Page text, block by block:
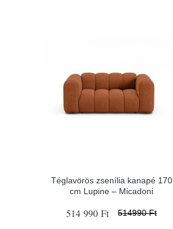
Téglavörös zsenília kanapé 170
cm Lupine – Micadoni
514 990 Ft 514990 Ft